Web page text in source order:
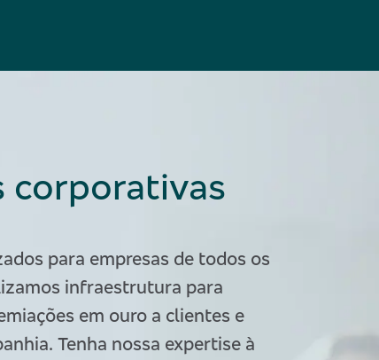
corporativas
para empresas de todos os
infraestrutura para
em ouro a clientes e
Tenha nossa expertise à